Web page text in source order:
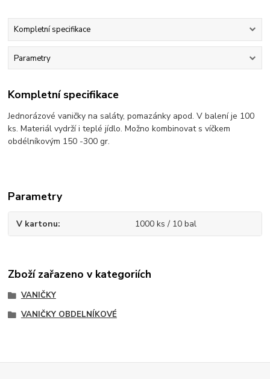
Kompletní specifikace
Parametry
Kompletní specifikace
Jednorázové vaničky na saláty, pomazánky apod. V balení je 100
ks. Materiál vydrží i teplé jídlo. Možno kombinovat s víčkem
obdélníkovým 150 -300 gr.
Parametry
V kartonu 1000 ks / 10 bal
Zboží zařazeno v kategoriích
VANIČKY
VANIČKY OBDELNÍKOVÉ